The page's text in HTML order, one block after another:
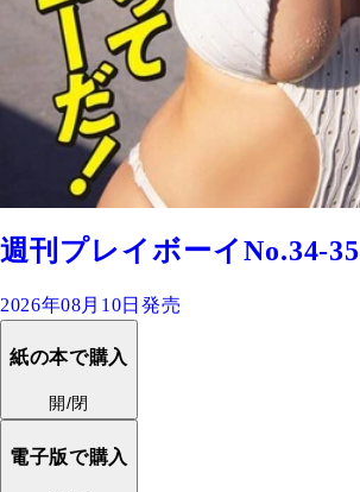
週刊プレイボーイNo.34-35
2026年08月10日発売
紙の本で購入
開/閉
電子版で購入